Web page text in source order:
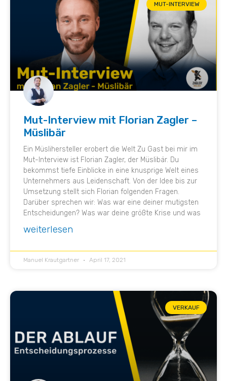
MUT-INTERVIEW
Mut-Interview mit Florian Zagler –
Müslibär
Ein Müslihersteller erobert die Welt Zu Gast bei mir im
Mut-Interview ist Florian Zagler, der Müslibär. Du
bekommst tiefe Einblicke in eine knusprige Welt eines
Unternehmers aus Leidenschaft. Von der Idee bis zur
Umsetzung stellt sich Florian folgenden Fragen.
Darüber sprechen wir: Was war eine deiner mutigsten
Entscheidungen? Was war deine größte Krise und was
weiterlesen
Manuel Krautgartner April 17, 2021
VERKAUF